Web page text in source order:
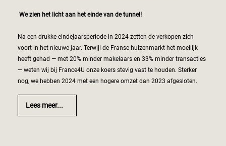
We zien het licht aan het einde van de tunnel!
Na een drukke eindejaarsperiode in 2024 zetten de verkopen zich
voort in het nieuwe jaar. Terwijl de Franse huizenmarkt het moeilijk
heeft gehad — met 20% minder makelaars en 33% minder transacties
— weten wij bij France4U onze koers stevig vast te houden. Sterker
nog, we hebben 2024 met een hogere omzet dan 2023 afgesloten.
Lees meer...